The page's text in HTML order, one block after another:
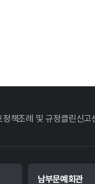
정책조례 및 규정클린신고
남부문예회관